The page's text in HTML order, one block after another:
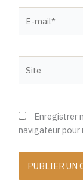
mail*
Enregistrer
navigateur pour